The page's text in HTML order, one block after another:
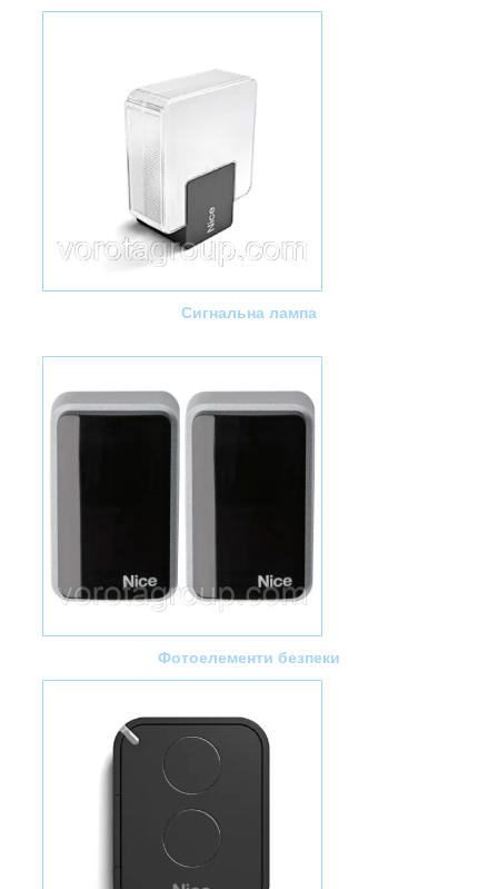
Сигнальна лампа
Фотоелементи безпеки